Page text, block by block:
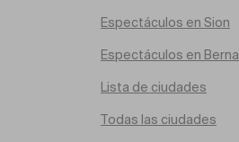
Espectáculos en Sion
Espectáculos en Berna
Lista de ciudades
Todas las ciudades